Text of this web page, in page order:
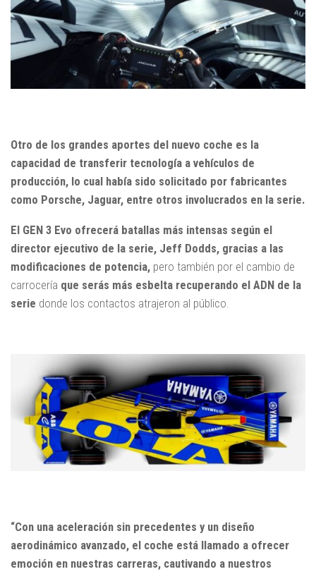
Otro de los grandes aportes del nuevo coche es la
capacidad de transferir tecnología a vehículos de
producción, lo cual había sido solicitado por fabricantes
como Porsche, Jaguar, entre otros involucrados en la serie.
El GEN 3 Evo ofrecerá batallas más intensas según el
director ejecutivo de la serie, Jeff Dodds, gracias a las
modificaciones de potencia, pero también por el cambio de
carrocería que serás más esbelta recuperando el ADN de la
serie donde los contactos atrajeron al público.
“Con una aceleración sin precedentes y un diseño
aerodinámico avanzado, el coche está llamado a ofrecer
emoción en nuestras carreras, cautivando a nuestros